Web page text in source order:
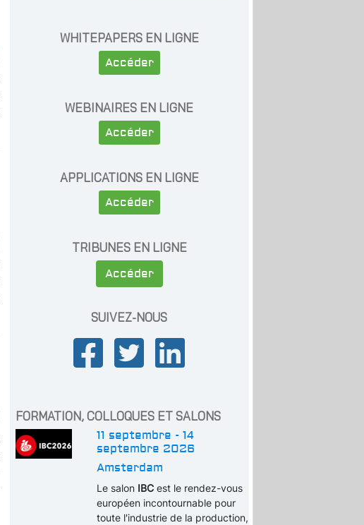
WHITEPAPERS EN LIGNE
Accéder
WEBINAIRES EN LIGNE
Accéder
APPLICATIONS EN LIGNE
Accéder
TRIBUNES EN LIGNE
Accéder
SUIVEZ-NOUS
FORMATION, COLLOQUES ET SALONS
11 septembre - 14
septembre 2026
Amsterdam
Le salonIBC est le rendez-vous
européen incontournable pour
toute l'industrie de la production,